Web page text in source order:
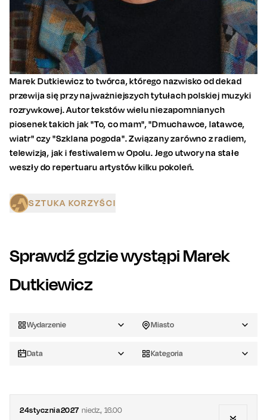
Marek Dutkiewicz to twórca, którego nazwisko od dekad
przewija się przy najważniejszych tytułach polskiej muzyki
rozrywkowej. Autor tekstów wielu niezapomnianych
piosenek takich jak "To, co mam", "Dmuchawce, latawce,
wiatr" czy "Szklana pogoda". Związany zarówno z radiem,
telewizją, jak i festiwalem w Opolu. Jego utwory na stałe
weszły do repertuaru artystów kilku pokoleń.
SZTUKA KORZYŚCI
Sprawdź gdzie wystąpi Marek
Dutkiewicz
Wydarzenie Miasto
Data Kategoria
24stycznia2027 niedz., 16.00